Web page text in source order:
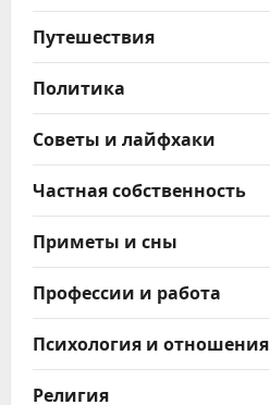
Путешествия
Политика
Советы и лайфхаки
Частная собственность
Приметы и сны
Профессии и работа
Психология и отношения
Религия